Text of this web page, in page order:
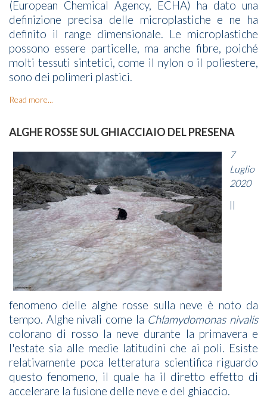
(European Chemical Agency, ECHA) ha dato una
definizione precisa delle microplastiche e ne ha
definito il range dimensionale. Le microplastiche
possono essere particelle, ma anche fibre, poiché
molti tessuti sintetici, come il nylon o il poliestere,
sono dei polimeri plastici.
Read more...
ALGHE ROSSE SUL GHIACCIAIO DEL PRESENA
7
Luglio
2020
Il
fenomeno delle alghe rosse sulla neve è noto da
tempo. Alghe nivali come la Chlamydomonas nivalis
colorano di rosso la neve durante la primavera e
l'estate sia alle medie latitudini che ai poli. Esiste
relativamente poca letteratura scientifica riguardo
questo fenomeno, il quale ha il diretto effetto di
accelerare la fusione delle neve e del ghiaccio.